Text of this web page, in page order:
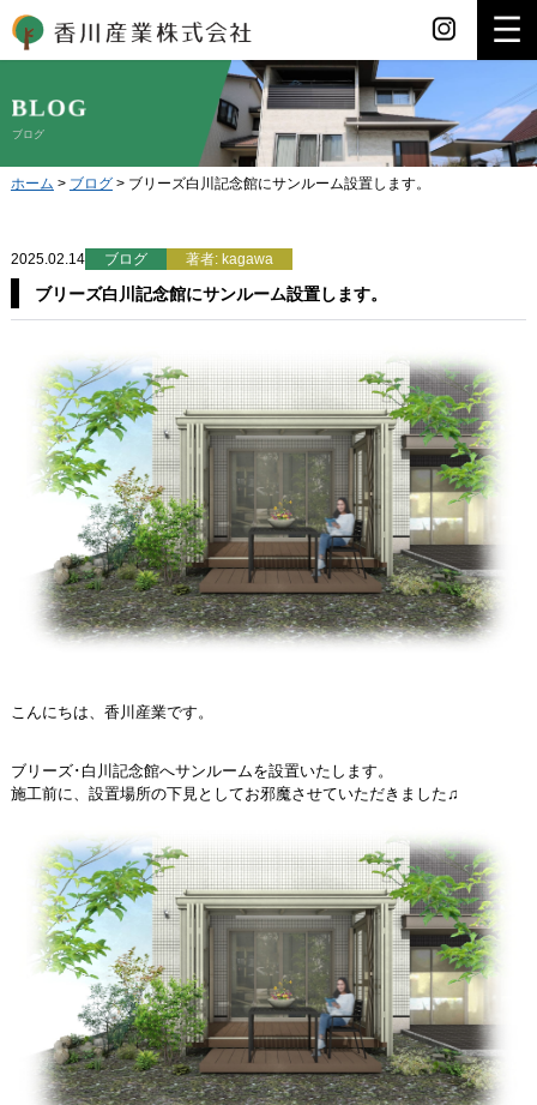
香川産業
ブログ
ホーム > ブログ> ブリーズ白川記念館にサンルーム設置します。
2025.02.14 ブログ 著者: kagawa
ブリーズ白川記念館にサンルーム設置します。
こんにちは、香川産業です。
ブリーズ･白川記念館へサンルームを設置いたします。
施工前に、設置場所の下見としてお邪魔させていただきました♫